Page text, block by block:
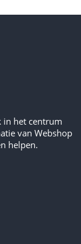
in het centrum
van Webshop
helpen.